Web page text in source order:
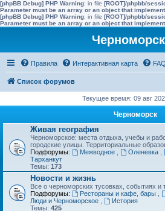
[phpBB Debug] PHP Warning: in file [ROOT]/phpbb/
Parameter must be an array or an object that
[phpBB Debug] PHP Warning: in file [ROOT]/phpbb/
Parameter must be an array or an object that
Правила Интерактивная карта FAQ
Список форумов
Текущее время: 09 авг
Черноморск
Живая география
Черноморское: места отдыха, учебы и
городские улицы. Территориальные
Подфорумы:
Межводное Оленевка
Тарханкут
Темы: 173
Новости и жизнь
Все о черноморских тусовках, событиях и
Подфорумы:
Рестораны и кафе, бары
Люди и Черноморское
История
Темы: 425